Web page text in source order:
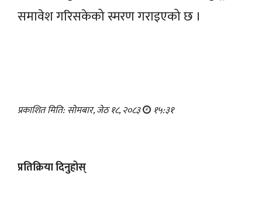
समावेश गरिसकेको स्मरण गराइएको छ ।
प्रकाशित मिति: सोमबार, जेठ १८, २०८३ १५:३१
प्रतिक्रिया दिनुहोस्